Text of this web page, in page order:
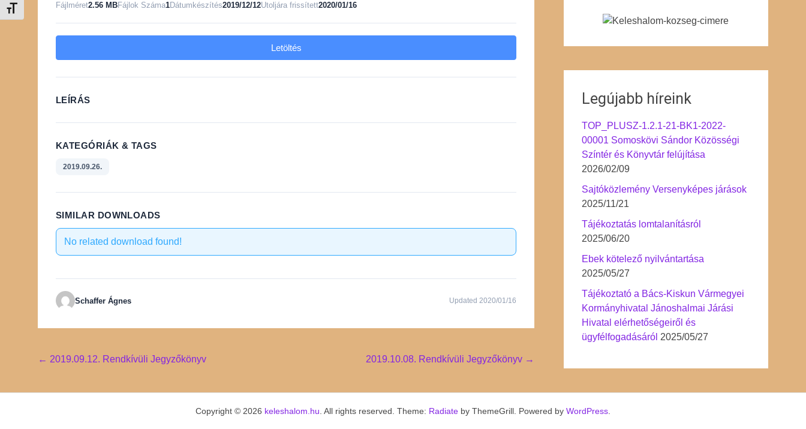
Betűméret váltása
Fájlméret2.56 MBFájlok Száma1Dátumkészítés2019/12/12Utoljára frissített2020/01/16
Letöltés
LEÍRÁS
KATEGÓRIÁK & TAGS
2019.09.26.
SIMILAR DOWNLOADS
No related download found!
Schaffer Ágnes Updated 2020/01/16
Post
← 2019.09.12. Rendkívüli Jegyzőkönyv 2019.10.08. Rendkívüli Jegyzőkönyv →
Legújabb híreink
TOP_PLUSZ-1.2.1-21-BK1-2022-
00001 Somoskövi Sándor Közösségi
Színtér és Könyvtár felújítása
2026/02/09
Sajtóközlemény Versenyképes járások
2025/11/21
Tájékoztatás lomtalanításról
2025/06/20
Ebek kötelező nyilvántartása
2025/05/27
Tájékoztató a Bács-Kiskun Vármegyei
Kormányhivatal Jánoshalmai Járási
Hivatal elérhetőségeiről és
ügyfélfogadásáról 2025/05/27
Copyright © 2026 keleshalom.hu . All rights reserved. Theme: Radiate by ThemeGrill. Powered by WordPress